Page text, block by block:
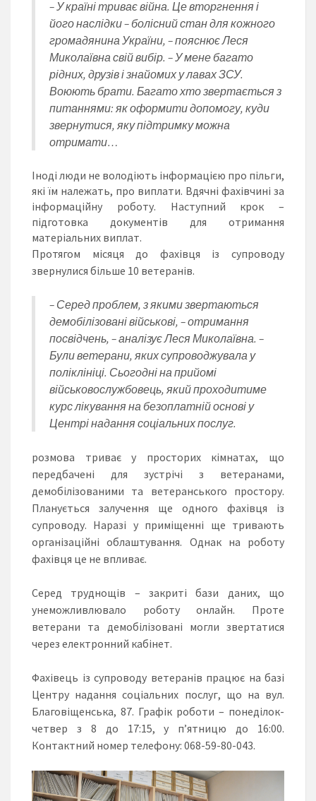
– У країні триває війна. Це вторгнення і
його наслідки – болісний стан для кожного
громадянина України, – пояснює Леся
Миколаївна свій вибір. – У мене багато
рідних, друзів і знайомих у лавах ЗСУ.
Воюють брати. Багато хто звертається з
питаннями: як оформити допомогу, куди
звернутися, яку підтримку можна
отримати…
Іноді люди не володіють інформацією про пільги,
які їм належать, про виплати. Вдячні фахівчині за
інформаційну роботу. Наступний крок –
підготовка документів для отримання
матеріальних виплат.
Протягом місяця до фахівця із супроводу
звернулися більше 10 ветеранів.
– Серед проблем, з якими звертаються
демобілізовані військові, – отримання
посвідчень, – аналізує Леся Миколаївна. –
Були ветерани, яких супроводжувала у
поліклініці. Сьогодні на прийомі
військовослужбовець, який проходитиме
курс лікування на безоплатній основі у
Центрі надання соціальних послуг.
розмова триває у просторих кімнатах, що
передбачені для зустрічі з ветеранами,
демобілізованими та ветеранського простору.
Планується залучення ще одного фахівця із
супроводу. Наразі у приміщенні ще тривають
організаційні облаштування. Однак на роботу
фахівця це не впливає.
Серед труднощів – закриті бази даних, що
унеможливлювало роботу онлайн. Проте
ветерани та демобілізовані могли звертатися
через електронний кабінет.
Фахівець із супроводу ветеранів працює на базі
Центру надання соціальних послуг, що на вул.
Благовіщенська, 87. Графік роботи – понеділок-
четвер з 8 до 17:15, у п’ятницю до 16:00.
Контактний номер телефону: 068-59-80-043.